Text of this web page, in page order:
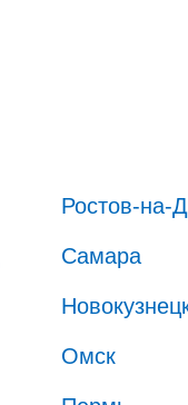
Ростов-на-
Самара
Омск